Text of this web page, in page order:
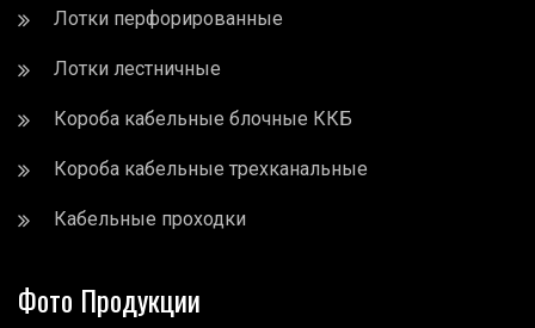
Лотки перфорированные
Лотки лестничные
Короба кабельные блочные ККБ
Короба кабельные трехканальные
Кабельные проходки
Фото Продукции